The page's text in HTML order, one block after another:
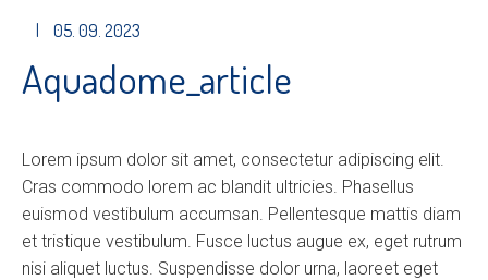
| 05. 09. 2023
Aquadome_article
Lorem ipsum dolor sit amet, consectetur adipiscing elit.
Cras commodo lorem ac blandit ultricies. Phasellus
euismod vestibulum accumsan. Pellentesque mattis diam
et tristique vestibulum. Fusce luctus augue ex, eget rutrum
nisi aliquet luctus. Suspendisse dolor urna, laoreet eget